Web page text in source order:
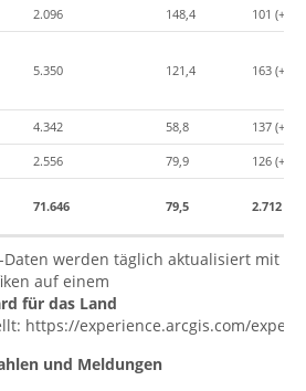
2.096 148,4 101 (+3)
5.350 121,4 163 (+4)
4.342 58,8 137 (+1)
2.556 79,9 126 (+1)
71.646 79,5 2.712
Daten werden täglich aktualisiert mit
auf einem
für das Land
https://experience.arcgis.com/
und Meldungen